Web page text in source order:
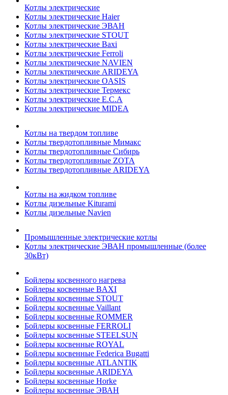
Котлы электрические
Котлы электрические Haier
Котлы электрические ЭВАН
Котлы электрические STOUT
Котлы электрические Baxi
Котлы электрические Ferroli
Котлы электрические NAVIEN
Котлы электрические ARIDEYA
Котлы электрические OASIS
Котлы электрические Термекс
Котлы электрические E.C.A
Котлы электрические MIDEA
Котлы на твердом топливе
Котлы твердотопливные Мимакс
Котлы твердотопливные Сибирь
Котлы твердотопливные ZOTA
Котлы твердотопливные ARIDEYA
Котлы на жидком топливе
Котлы дизельные Kiturami
Котлы дизельные Navien
Промышленные электрические котлы
Котлы электрические ЭВАН промышленные (более
30кВт)
Бойлеры косвенного нагрева
Бойлеры косвенные BAXI
Бойлеры косвенные STOUT
Бойлеры косвенные Vaillant
Бойлеры косвенные ROMMER
Бойлеры косвенные FERROLI
Бойлеры косвенные STEELSUN
Бойлеры косвенные ROYAL
Бойлеры косвенные Federica Bugatti
Бойлеры косвенные ATLANTIK
Бойлеры косвенные ARIDEYA
Бойлеры косвенные Horke
Бойлеры косвенные ЭВАН